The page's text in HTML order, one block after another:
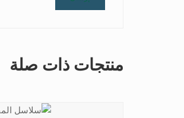
منتجات ذات صلة